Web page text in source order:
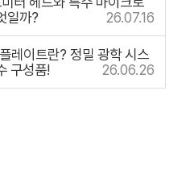
일까?
26.07.16
레이트란? 정밀 광학 시스
구성품!
26.06.26